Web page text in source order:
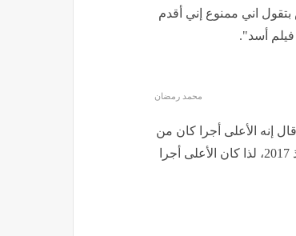
اني ممنوع إني أقدم
فيلم أسد".
محمد رمضان
إنه الأعلى أجرا كان من
خلال مسلسل الأسطورة، فبعده كان أجره 45 مليون جنيه، وهذا الأمر منذ 2017، لذا كان الأعلى أجرا